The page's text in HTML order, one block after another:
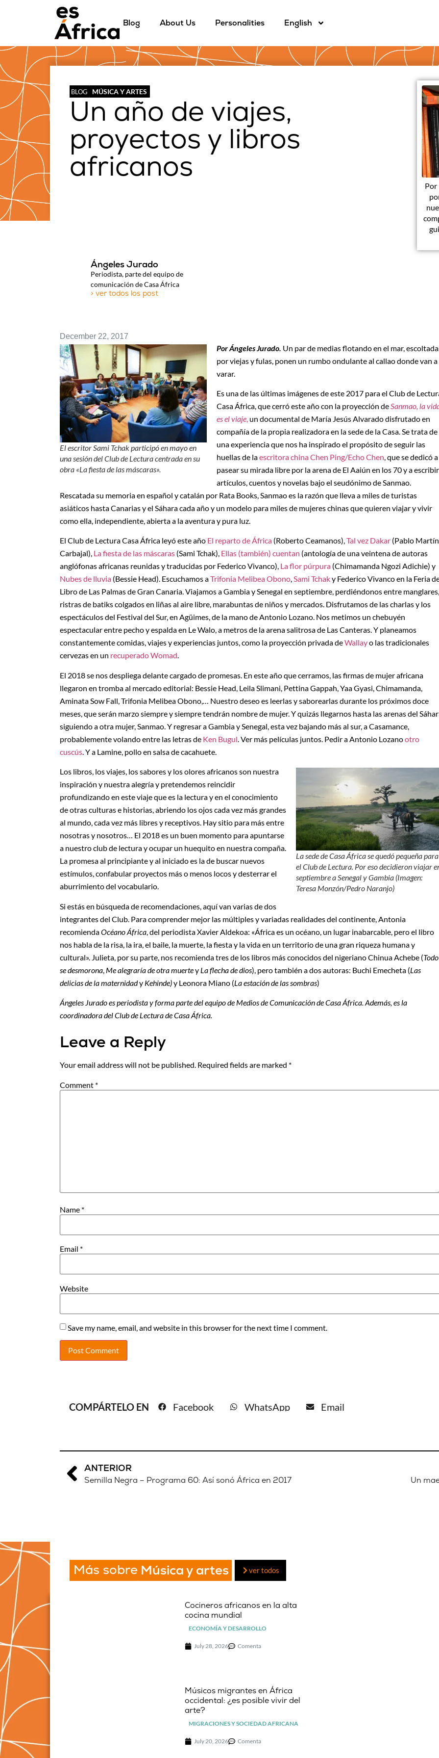
Blog About Us Personalities English
BLOG MÚSICA Y ARTES
Un año de viajes,
proyectos y libros
africanos
Por
Ángeles Jurado
Periodista, parte del equipo de
comunicación de Casa África
> ver todos los post
December 22, 2017
El escritor Sami Tchak participó en mayo en
una sesión del Club de Lectura centrada en su
obra «La fiesta de las máscaras».
Por Ángeles Jurado. Un par de medias flotando en el mar,
por viejas y fulas, ponen un rumbo ondulante al callao donde van a
varar.
Es una de las últimas imágenes de este 2017 para el Club de
Casa África, que cerró este año con la proyección deSanmao, la
es el viaje, un documental de María Jesús Alvarado disfrutado en
compañía de la propia realizadora en la sede de la Casa. Se trata de
una experiencia que nos ha inspirado el propósito de seguir las
huellas de laescritora china Chen Ping/Echo Chen, que se dedicó a
pasear su mirada libre por la arena de El Aaiún en los 70 y a escribir
artículos, cuentos y novelas bajo el seudónimo de Sanmao.
Rescatada su memoria en español y catalán por Rata Books, Sanmao es la razón que lleva a miles de turistas
asiáticos hasta Canarias y el Sáhara cada año y un modelo para miles de mujeres chinas que quieren viajar y vivir
como ella, independiente, abierta a la aventura y pura luz.
El Club de Lectura Casa África leyó este año El reparto de África (Roberto Ceamanos),Tal vez Dakar (Pablo Martín
Carbajal), La fiesta de las máscaras (Sami Tchak), Ellas (también) cuentan (antología de una veintena de autoras
anglófonas africanas reunidas y traducidas por Federico Vivanco), La flor púrpura (Chimamanda Ngozi Adichie) y
Nubes de lluvia (Bessie Head). Escuchamos aTrifonia Melibea Obono,Sami Tchaky Federico Vivanco en la Feria
Libro de Las Palmas de Gran Canaria. Viajamos a Gambia y Senegal en septiembre, perdiéndonos entre manglares,
ristras de batiks colgados en liñas al aire libre, marabuntas de niños y mercados. Disfrutamos de las charlas y los
espectáculos del Festival del Sur, en Agüimes, de la mano de Antonio Lozano. Nos metimos un chebuyén
espectacular entre pecho y espalda en Le Walo, a metros de la arena salitrosa de Las Canteras. Y planeamos
constantemente comidas, viajes y experiencias juntos, como la proyección privada deWallayo las tradicionales
cervezas en un recuperado Womad.
El 2018 se nos despliega delante cargado de promesas. En este año que cerramos, las firmas de mujer africana
llegaron en tromba al mercado editorial: Bessie Head, Leila Slimani, Pettina Gappah, Yaa Gyasi, Chimamanda,
Aminata Sow Fall, Trifonia Melibea Obono,… Nuestro deseo es leerlas y saborearlas durante los próximos doce
meses, que serán marzo siempre y siempre tendrán nombre de mujer. Y quizás llegarnos hasta las arenas del
siguiendo a otra mujer, Sanmao. Y regresar a Gambia y Senegal, esta vez bajando más al sur, a Casamance,
probablemente volando entre las letras de Ken Bugul . Ver más películas juntos. Pedir a Antonio Lozanootro
cuscús . Y a Lamine, pollo en salsa de cacahuete.
La sede de Casa África se quedó pequeña para
el Club de Lectura. Por eso decidieron viajar
septiembre a Senegal y Gambia (Imagen:
Teresa Monzón/Pedro Naranjo)
Los libros, los viajes, los sabores y los olores africanos son nuestra
inspiración y nuestra alegría y pretendemos reincidir
profundizando en este viaje que es la lectura y en el conocimiento
de otras culturas e historias, abriendo los ojos cada vez más grandes
al mundo, cada vez más libres y receptivos. Hay sitio para más entre
nosotras y nosotros… El 2018 es un buen momento para apuntarse
a nuestro club de lectura y ocupar un huequito en nuestra compaña.
La promesa al principiante y al iniciado es la de buscar nuevos
estímulos, confabular proyectos más o menos locos y desterrar el
aburrimiento del vocabulario.
Si estás en búsqueda de recomendaciones, aquí van varias de dos
integrantes del Club. Para comprender mejor las múltiples y variadas realidades del continente, Antonia
recomiendaOcéano África , del periodista Xavier Aldekoa: «África es un océano, un lugar inabarcable, pero el libro
nos habla de la risa, la ira, el baile, la muerte, la fiesta y la vida en un territorio de una gran riqueza humana y
cultural». Julieta, por su parte, nos recomienda tres de los libros más conocidos del nigeriano Chinua Achebe (Todo
se desmorona Me alegraría de otra muertey La flecha de dios), pero también a dos autoras: Buchi Emecheta (Las
delicias de la maternidady Kehinde)y Leonora Miano (La estación de las sombras)
Ángeles Jurado es periodista y forma parte del equipo de Medios de Comunicación de Casa África. Además, es la
coordinadora del Club de Lectura de Casa África.
Leave a Reply
Your email address will not be published. Required fields are marked *
Comment *
Name *
Email *
Website
Save my name, email, and website in this browser for the next time I comment.
COMPÁRTELO EN Facebook WhatsApp Email
ANTERIOR
Semilla Negra – Programa 60: Así sonó África en 2017 Un
Más sobre Música y artes ver todos
Cocineros africanos en la alta
cocina mundial
ECONOMÍA Y DESARROLLO
July 28, 2026 Comenta
Músicos migrantes en África
occidental: ¿es posible vivir del
arte?
MIGRACIONES Y SOCIEDAD AFRICANA
July 20, 2026 Comenta